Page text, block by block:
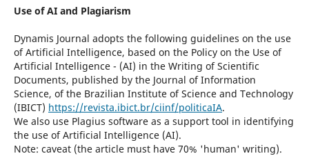
Use of AI and Plagiarism
Dynamis Journal adopts the following guidelines on the use
of Artificial Intelligence, based on the Policy on the Use of
Artificial Intelligence - (AI) in the Writing of Scientific
Documents, published by the Journal of Information
Science, of the Brazilian Institute of Science and Technology
(IBICT) https://revista.ibict.br/ciinf/politicaIA.
We also use Plagius software as a support tool in identifying
the use of Artificial Intelligence (AI).
Note: caveat (the article must have 70% 'human' writing).